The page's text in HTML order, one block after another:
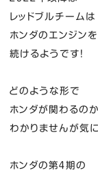
レッドブルチームは
ホンダのエンジン
続けるようです！
どのような形で
ホンダが関わるのか
わかりませんが気に
ホンダの第４期の